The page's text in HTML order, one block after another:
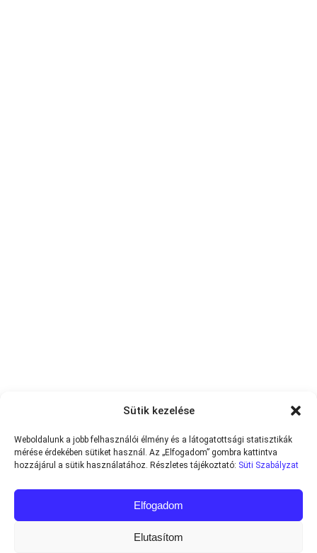
Sütik kezelése
Weboldalunk a jobb felhasználói élmény és a látogatottsági statisztikák
mérése érdekében sütiket használ. Az „Elfogadom” gombra kattintva
hozzájárul a sütik használatához. Részletes tájékoztató: Süti Szabályzat
Elfogadom
Elutasítom